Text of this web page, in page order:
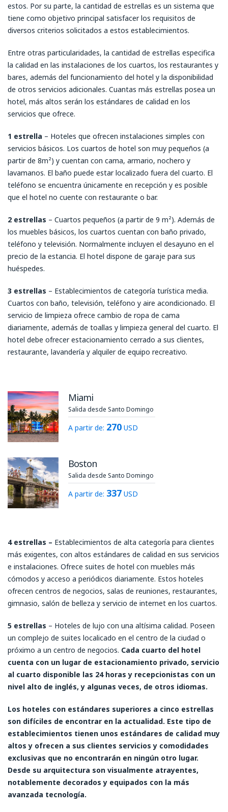
estos. Por su parte, la cantidad de estrellas es un sistema que
tiene como objetivo principal satisfacer los requisitos de
diversos criterios solicitados a estos establecimientos.
Entre otras particularidades, la cantidad de estrellas especifica
la calidad en las instalaciones de los cuartos, los restaurantes y
bares, además del funcionamiento del hotel y la disponibilidad
de otros servicios adicionales. Cuantas más estrellas posea un
hotel, más altos serán los estándares de calidad en los
servicios que ofrece.
1 estrella – Hoteles que ofrecen instalaciones simples con
servicios básicos. Los cuartos de hotel son muy pequeños (a
partir de 8m²) y cuentan con cama, armario, nochero y
lavamanos. El baño puede estar localizado fuera del cuarto. El
teléfono se encuentra únicamente en recepción y es posible
que el hotel no cuente con restaurante o bar.
2 estrellas – Cuartos pequeños (a partir de 9 m²). Además de
los muebles básicos, los cuartos cuentan con baño privado,
teléfono y televisión. Normalmente incluyen el desayuno en el
precio de la estancia. El hotel dispone de garaje para sus
huéspedes.
3 estrellas – Establecimientos de categoría turística media.
Cuartos con baño, televisión, teléfono y aire acondicionado. El
servicio de limpieza ofrece cambio de ropa de cama
diariamente, además de toallas y limpieza general del cuarto. El
hotel debe ofrecer estacionamiento cerrado a sus clientes,
restaurante, lavandería y alquiler de equipo recreativo.
Miami
Salida desde Santo Domingo
A partir de: 270 USD
Boston
Salida desde Santo Domingo
A partir de: 337 USD
4 estrellas – Establecimientos de alta categoría para clientes
más exigentes, con altos estándares de calidad en sus servicios
e instalaciones. Ofrece suites de hotel con muebles más
cómodos y acceso a periódicos diariamente. Estos hoteles
ofrecen centros de negocios, salas de reuniones, restaurantes,
gimnasio, salón de belleza y servicio de internet en los cuartos.
5 estrellas – Hoteles de lujo con una altísima calidad. Poseen
un complejo de suites localicado en el centro de la ciudad o
próximo a un centro de negocios. Cada cuarto del hotel
cuenta con un lugar de estacionamiento privado, servicio
al cuarto disponible las 24 horas y recepcionistas con un
nivel alto de inglés, y algunas veces, de otros idiomas.
Los hoteles con estándares superiores a cinco estrellas
son difíciles de encontrar en la actualidad. Este tipo de
establecimientos tienen unos estándares de calidad muy
altos y ofrecen a sus clientes servicios y comodidades
exclusivas que no encontrarán en ningún otro lugar.
Desde su arquitectura son visualmente atrayentes,
notablemente decorados y equipados con la más
avanzada tecnología.